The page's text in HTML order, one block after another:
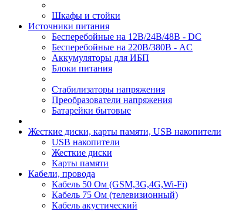
Шкафы и стойки
Источники питания
Бесперебойные на 12В/24В/48В - DC
Бесперебойные на 220В/380В - AC
Аккумуляторы для ИБП
Блоки питания
Стабилизаторы напряжения
Преобразователи напряжения
Батарейки бытовые
Жесткие диски, карты памяти, USB накопители
USB накопители
Жесткие диски
Карты памяти
Кабели, провода
Кабель 50 Ом (GSM,3G,4G,Wi-Fi)
Кабель 75 Ом (телевизионный)
Кабель акустический